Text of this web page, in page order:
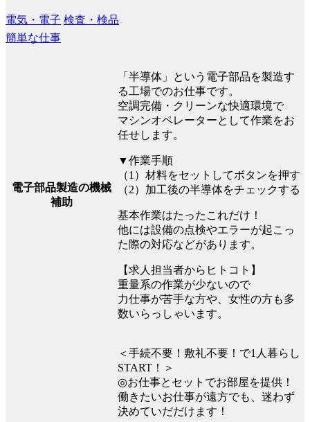
電気・電子 検査・検品
簡単な仕事
電子部品製造の機械
補助
「半導体」という電子部品を製造す
る工場でのお仕事です。
空調完備・クリーンな快適環境で
マシンオペレーターとして作業をお
任せします。
▼作業手順
（1）材料をセットしてボタンを押す
（2）加工後の半導体をチェックする
基本作業はたったこれだけ！
他には設備の点検やエラーが起こっ
た際の対応などがあります。
【求人担当者からヒトコト】
重量系の作業が少ないので
力仕事が苦手な方や、女性の方も多
数いらっしゃいます。
＜手続不要！敷礼不要！で1人暮らし
START！＞
◎お仕事とセットでお部屋を提供！
働きたいお仕事が遠方でも、迷わず
決めていだだけます！